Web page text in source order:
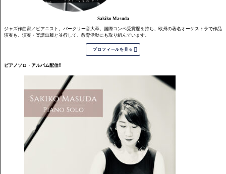
Sakiko Masuda
ジャズ作曲家／ピアニスト。バークリー音大卒。国際コンペ受賞歴を持ち、欧州の著名オーケストラで作品
演奏も。演奏・楽譜出版と並行して、教育活動にも取り組んでいます。
プロフィールを見る 
ピアノソロ・アルバム配信!!